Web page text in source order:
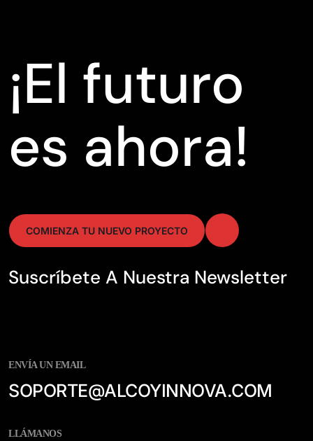
¡El futuro
es ahora!
COMIENZA TU NUEVO PROYECTO
Suscríbete A Nuestra Newsletter
ENVÍA UN EMAIL
SOPORTE@ALCOYINNOVA.COM
LLÁMANOS